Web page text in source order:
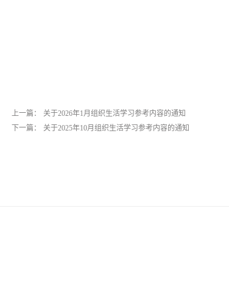
上一篇：
关于2026年1月组织生活学习参考内容的通知
下一篇：
关于2025年10月组织生活学习参考内容的通知